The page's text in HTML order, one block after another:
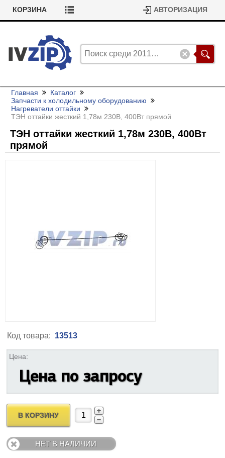
КОРЗИНА АВТОРИЗАЦИЯ
Главная
Каталог
Запчасти к холодильному оборудованию
Нагреватели оттайки
ТЭН оттайки жесткий 1,78м 230В, 400Вт прямой
ТЭН оттайки жесткий 1,78м 230В, 400Вт
прямой
Код товара: 13513
Цена:
Цена по запросу
В КОРЗИНУ
НЕТ В НАЛИЧИИ